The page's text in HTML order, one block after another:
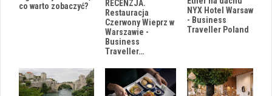
co warto zobaczyć?
RECENZJA.
Restauracja
Czerwony Wieprz w
Warszawie -
Business
Traveller…
NYX Hotel Warsaw
- Business
Traveller Poland